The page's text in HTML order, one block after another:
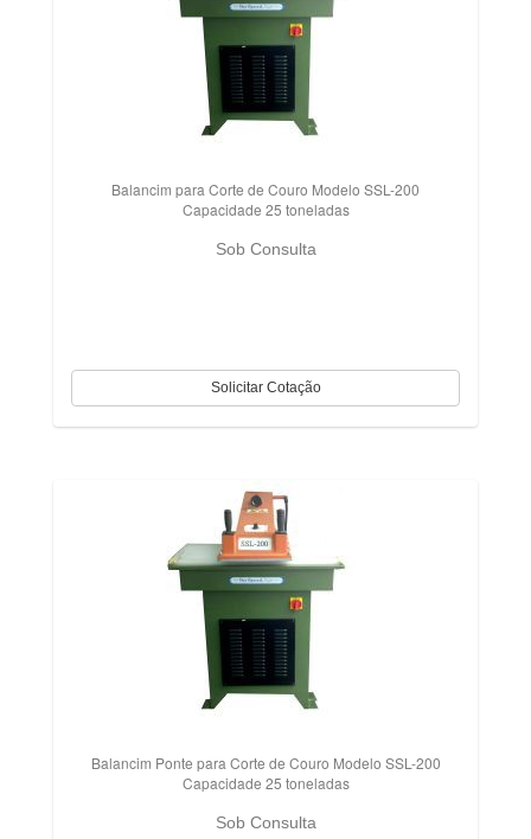
Balancim para Corte de Couro Modelo SSL-200
Capacidade 25 toneladas
Sob Consulta
Balancim Ponte para Corte de Couro Modelo SSL-200
Capacidade 25 toneladas
Sob Consulta